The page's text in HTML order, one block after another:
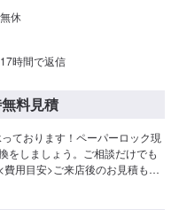
休
時間で返信
料見積
ております！ペーパーロック現
をしましょう。ご相談だけでも
用目安>ご来店後のお見積もり